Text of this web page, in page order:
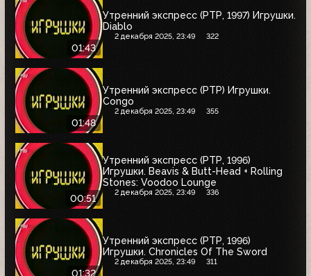
01:43
Утренний экспресс (РТР, 1997) Игрушки.
Diablo
2 декабря 2025, 23:49 322
01:48
Утренний экспресс (РТР) Игрушки.
Congo
2 декабря 2025, 23:49 355
00:51
Утренний экспресс (РТР, 1996)
Игрушки. Beavis & Butt-Head + Rolling
Stones: Voodoo Lounge
2 декабря 2025, 23:49 336
01:32
Утренний экспресс (РТР, 1996)
Игрушки. Chronicles Of The Sword
2 декабря 2025, 23:49 311